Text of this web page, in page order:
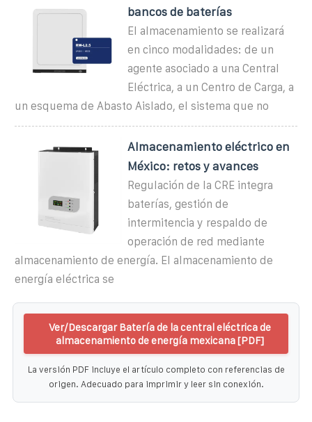
bancos de baterías
El almacenamiento se realizará
en cinco modalidades: de un
agente asociado a una Central
Eléctrica, a un Centro de Carga, a
un esquema de Abasto Aislado, el sistema que no
Almacenamiento eléctrico en
México: retos y avances
Regulación de la CRE integra
baterías, gestión de
intermitencia y respaldo de
operación de red mediante
almacenamiento de energía. El almacenamiento de
energía eléctrica se
Ver/Descargar Batería de la central eléctrica de
almacenamiento de energía mexicana [PDF]
La versión PDF incluye el artículo completo con referencias de
origen. Adecuado para imprimir y leer sin conexión.